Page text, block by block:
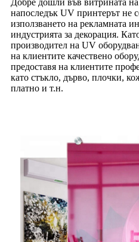
Добре дошли във витрината
напоследък UV принтерът не
използването на рекламната
индустрията за декорация.
производител на UV
на клиентите качествено
предоставя на клиентите
като стъкло, дърво, плочки,
платно и т.н.